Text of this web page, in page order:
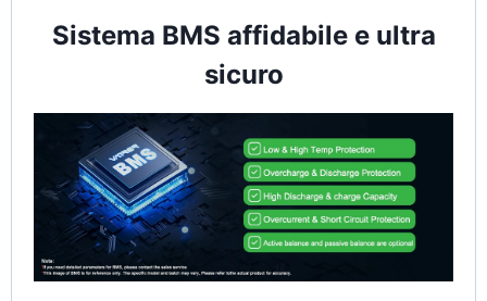
Sistema BMS affidabile e ultra
sicuro